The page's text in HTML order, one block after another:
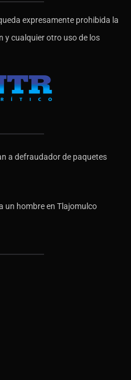
expresamente prohibida la
y cualquier otro uso de los
a defraudador de paquetes
un hombre en Tlajomulco